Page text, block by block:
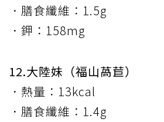
．膳食纖維：1.5g
．鉀：158mg
12.大陸妹（福山萵苣）
．熱量：13kcal
．膳食纖維：1.4g